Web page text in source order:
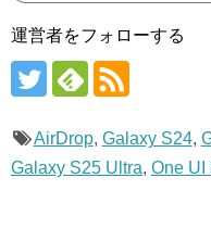
運営者をフォローする
AirDrop, Galaxy S24,
Galaxy S25 Ultra, One UI